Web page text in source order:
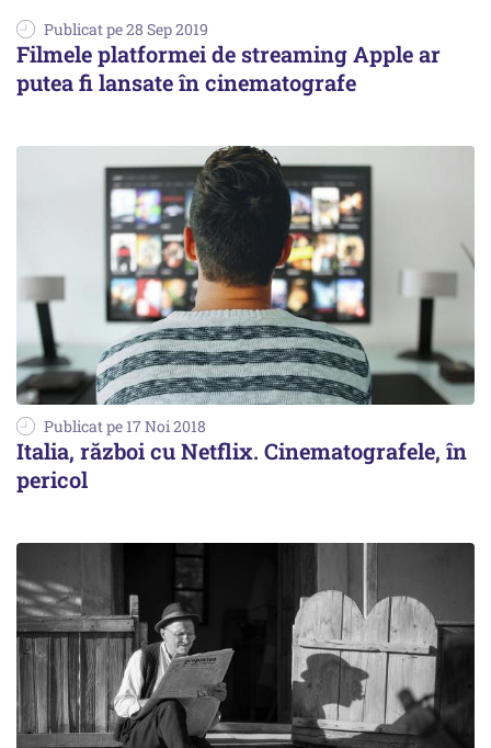
Publicat pe 28 Sep 2019
Filmele platformei de streaming Apple ar
putea fi lansate în cinematografe
Publicat pe 17 Noi 2018
Italia, război cu Netflix. Cinematografele, în
pericol